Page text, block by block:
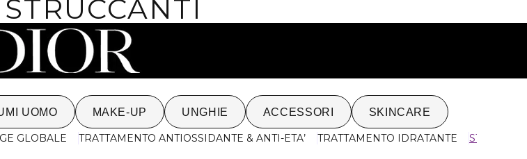
UOMO MAKE-UP UNGHIE ACCESSORI SKINCARE
GLOBALE TRATTAMENTO ANTIOSSIDANTE & ANTI-ETA’ TRATTAMENTO IDRATANTE